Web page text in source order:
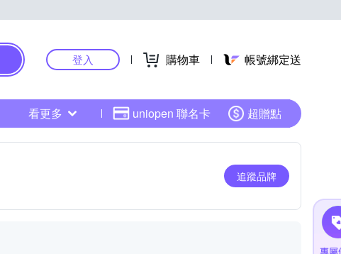
登入 購物車 帳號綁定送
看更多 uniopen 聯名卡 超贈點
追蹤品牌